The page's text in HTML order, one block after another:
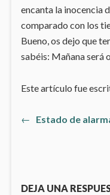
encanta la inocencia
comparado con los
Bueno, os dejo que
sabéis: Mañana será
Este artículo fue
←
Artículo
Estado de
DEJA UNA